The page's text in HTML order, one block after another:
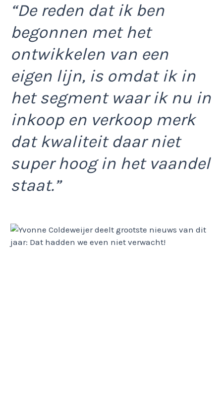
“De reden dat ik ben
begonnen met het
ontwikkelen van een
eigen lijn, is omdat ik in
het segment waar ik nu in
inkoop en verkoop merk
dat kwaliteit daar niet
super hoog in het vaandel
staat.”